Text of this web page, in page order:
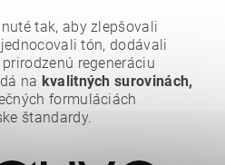
tak, aby zlepšovali
tón, dodávali
regeneráciu
na kvalitných surovinách,
formuláciách
štandardy.